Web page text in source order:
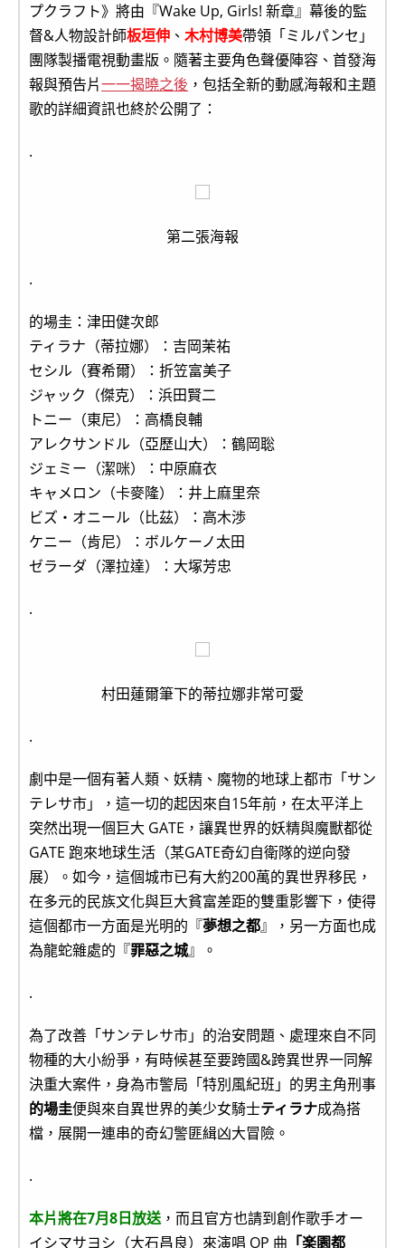
プクラフト》將由『Wake Up, Girls! 新章』幕後的監
督&人物設計師板垣伸 、 木村博美帶領「ミルパンセ」
團隊製播電視動畫版。隨著主要角色聲優陣容、首發海
報與預告片一一揭曉之後 ，包括全新的動感海報和主題
歌的詳細資訊也終於公開了：
.
第二張海報
.
的場圭：津田健次郎
ティラナ（蒂拉娜）：吉岡茉祐
セシル（賽希爾）：折笠富美子
ジャック（傑克）：浜田賢二
トニー（東尼）：高橋良輔
アレクサンドル（亞歷山大）：鶴岡聡
ジェミー（潔咪）：中原麻衣
キャメロン（卡麥隆）：井上麻里奈
ビズ・オニール（比茲）：高木渉
ケニー（肯尼）：ボルケーノ太田
ゼラーダ（澤拉達）：大塚芳忠
.
村田蓮爾筆下的蒂拉娜非常可愛
.
劇中是一個有著人類、妖精、魔物的地球上都市「サン
テレサ市」，這一切的起因來自15年前，在太平洋上
突然出現一個巨大 GATE，讓異世界的妖精與魔獸都從
GATE 跑來地球生活（某GATE奇幻自衛隊的逆向發
展）。如今，這個城市已有大約200萬的異世界移民，
在多元的民族文化與巨大貧富差距的雙重影響下，使得
這個都市一方面是光明的『夢想之都』，另一方面也成
為龍蛇雜處的『罪惡之城』。
.
為了改善「サンテレサ市」的治安問題、處理來自不同
物種的大小紛爭，有時候甚至要跨國&跨異世界一同解
決重大案件，身為市警局「特別風紀班」的男主角刑事
的場圭便與來自異世界的美少女騎士ティラナ成為搭
檔，展開一連串的奇幻警匪緝凶大冒險。
.
本片將在7月8日放送，而且官方也請到創作歌手オー
イシマサヨシ（大石昌良）來演唱 OP 曲 「楽園都